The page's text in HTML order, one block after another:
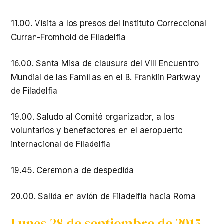
11.00. Visita a los presos del Instituto Correccional
Curran-Fromhold de Filadelfia
16.00. Santa Misa de clausura del VIII Encuentro
Mundial de las Familias en el B. Franklin Parkway
de Filadelfia
19.00. Saludo al Comité organizador, a los
voluntarios y benefactores en el aeropuerto
internacional de Filadelfia
19.45. Ceremonia de despedida
20.00. Salida en avión de Filadelfia hacia Roma